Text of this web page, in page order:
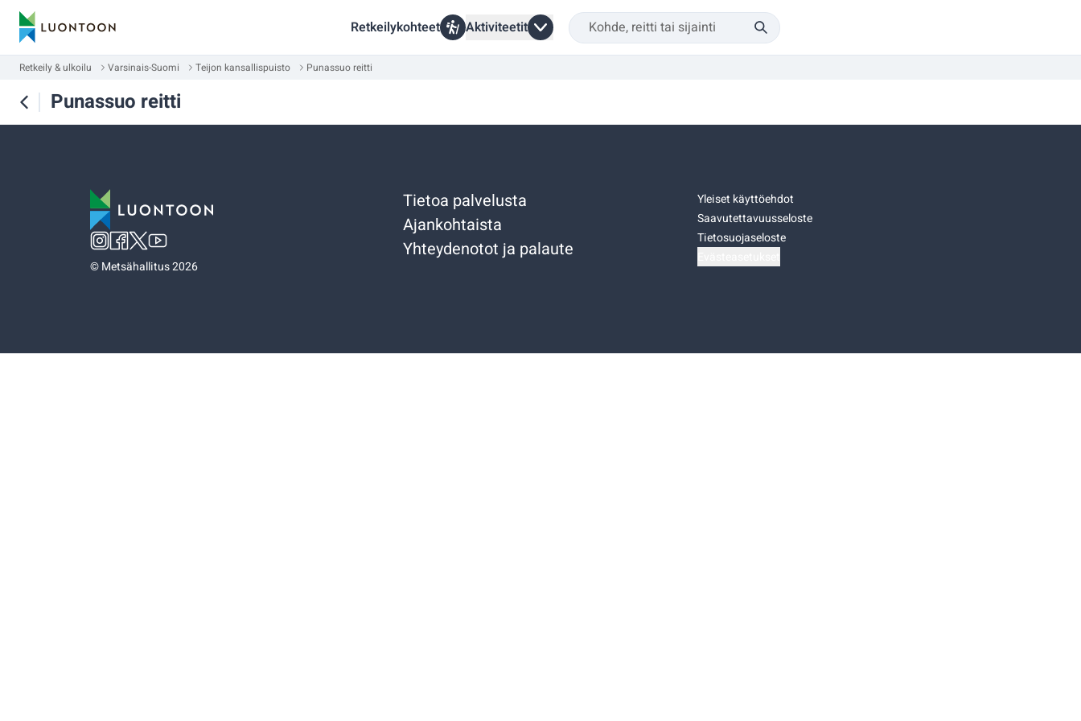
Retkeilykohteet Aktiviteetit
Retkeily & ulkoilu Varsinais-Suomi Teijon kansallispuisto Punassuo reitti
Punassuo reitti
©Metsähallitus 2026
Tietoa palvelusta
Ajankohtaista
Yhteydenotot ja palaute
Yleiset käyttöehdot
Saavutettavuusseloste
Tietosuojaseloste